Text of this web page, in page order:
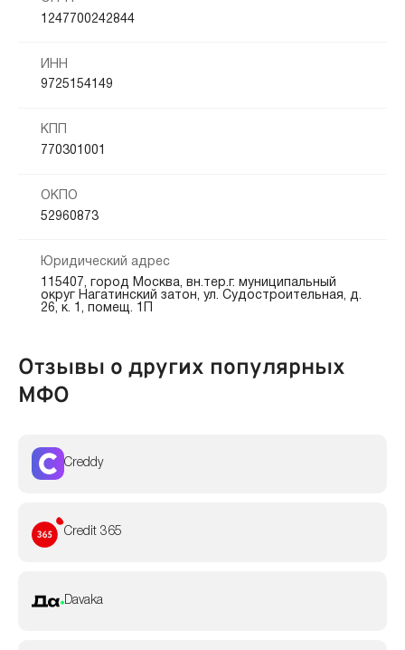
1247700242844
ИНН
9725154149
КПП
770301001
ОКПО
52960873
Юридический адрес
115407, город Москва, вн.тер.г. муниципальный
округ Нагатинский затон, ул. Судостроительная, д.
26, к. 1, помещ. 1П
Отзывы о других популярных
МФО
Creddy
Credit 365
Davaka